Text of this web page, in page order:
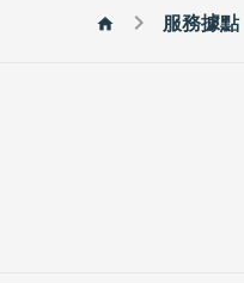
home chevron_right 服務據點